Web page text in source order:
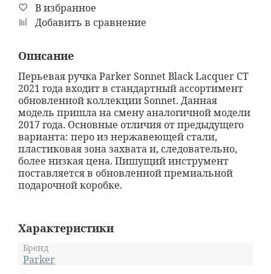
В избранное
Добавить в сравнение
Описание
Перьевая ручка Parker Sonnet Black Lacquer CT
2021 года входит в стандартный ассортимент
обновленной коллекции Sonnet. Данная
модель пришла на смену аналогичной модели
2017 года. Основные отличия от предыдущего
варианта: перо из нержавеющей стали,
пластиковая зона захвата и, следовательно,
более низкая цена. Пишущий инструмент
поставляется в обновленной премиальной
подарочной коробке.
Характеристики
Бренд
Parker